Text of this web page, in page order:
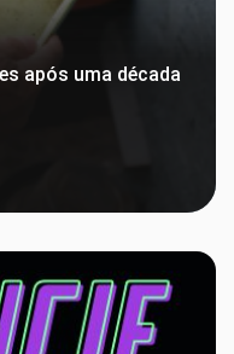
após uma década